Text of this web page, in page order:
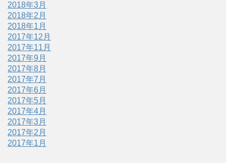
2018年3月
2018年2月
2018年1月
2017年12月
2017年11月
2017年9月
2017年8月
2017年7月
2017年6月
2017年5月
2017年4月
2017年3月
2017年2月
2017年1月